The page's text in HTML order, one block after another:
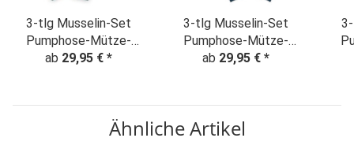
3-tlg Musselin-Set
Pumphose-Mütze-
Tuch Erstlingsoutfit
ab 29,95 € *
3-tlg Musselin-Set
Pumphose-Mütze-
Tuch Erstlingsoutfit
ab 29,95 € *
Ähnliche Artikel